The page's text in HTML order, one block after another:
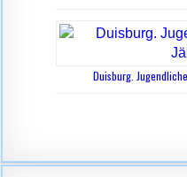
Duisburg.